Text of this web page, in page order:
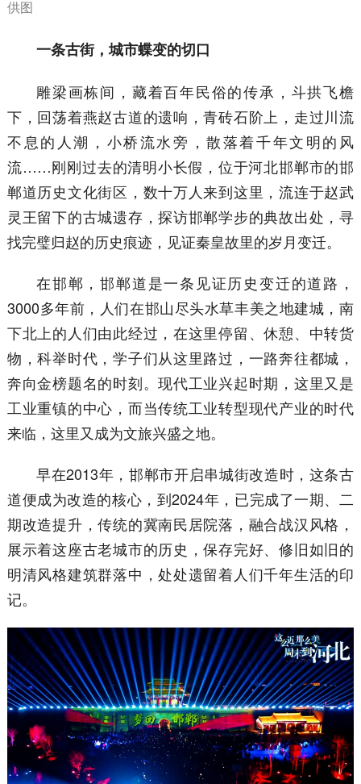
供图
一条古街，城市蝶变的切口
雕梁画栋间，藏着百年民俗的传承，斗拱飞檐
下，回荡着燕赵古道的遗响，青砖石阶上，走过川流
不息的人潮，小桥流水旁，散落着千年文明的风
流……刚刚过去的清明小长假，位于河北邯郸市的邯
郸道历史文化街区，数十万人来到这里，流连于赵武
灵王留下的古城遗存，探访邯郸学步的典故出处，寻
找完璧归赵的历史痕迹，见证秦皇故里的岁月变迁。
在邯郸，邯郸道是一条见证历史变迁的道路，
3000多年前，人们在邯山尽头水草丰美之地建城，南
下北上的人们由此经过，在这里停留、休憩、中转货
物，科举时代，学子们从这里路过，一路奔往都城，
奔向金榜题名的时刻。现代工业兴起时期，这里又是
工业重镇的中心，而当传统工业转型现代产业的时代
来临，这里又成为文旅兴盛之地。
早在2013年，邯郸市开启串城街改造时，这条古
道便成为改造的核心，到2024年，已完成了一期、二
期改造提升，传统的冀南民居院落，融合战汉风格，
展示着这座古老城市的历史，保存完好、修旧如旧的
明清风格建筑群落中，处处遗留着人们千年生活的印
记。